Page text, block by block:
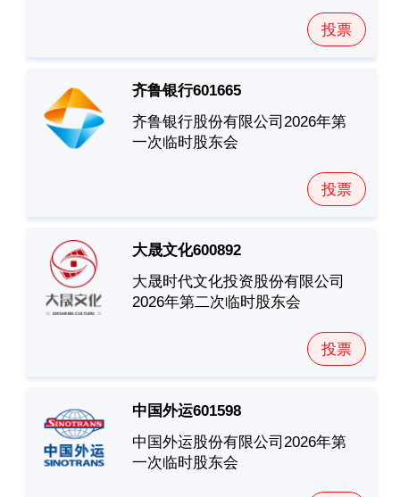
投票
齐鲁银行601665
齐鲁银行股份有限公司2026年第
一次临时股东会
投票
大晟文化600892
大晟时代文化投资股份有限公司
2026年第二次临时股东会
投票
中国外运601598
中国外运股份有限公司2026年第
一次临时股东会